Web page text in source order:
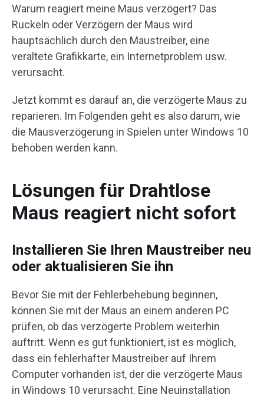
Warum reagiert meine Maus verzögert? Das
Ruckeln oder Verzögern der Maus wird
hauptsächlich durch den Maustreiber, eine
veraltete Grafikkarte, ein Internetproblem usw.
verursacht.
Jetzt kommt es darauf an, die verzögerte Maus zu
reparieren. Im Folgenden geht es also darum, wie
die Mausverzögerung in Spielen unter Windows 10
behoben werden kann.
Lösungen für Drahtlose
Maus reagiert nicht sofort
Installieren Sie Ihren Maustreiber neu
oder aktualisieren Sie ihn
Bevor Sie mit der Fehlerbehebung beginnen,
können Sie mit der Maus an einem anderen PC
prüfen, ob das verzögerte Problem weiterhin
auftritt. Wenn es gut funktioniert, ist es möglich,
dass ein fehlerhafter Maustreiber auf Ihrem
Computer vorhanden ist, der die verzögerte Maus
in Windows 10 verursacht. Eine Neuinstallation